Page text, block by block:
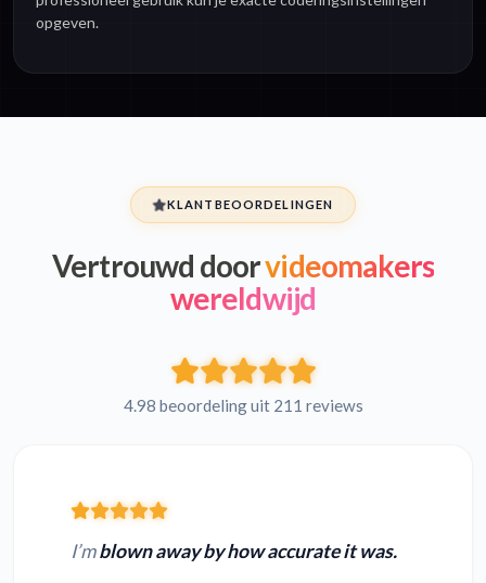
opgeven.
KLANTBEOORDELINGEN
Vertrouwd doorvideomakers
wereldwijd
4.98 beoordeling uit 211 reviews
I’mblown away by how accurate it was.